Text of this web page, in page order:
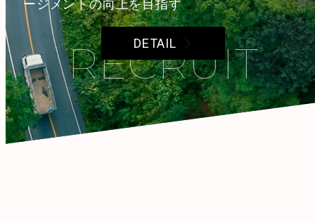
RECRUIT
DETAIL